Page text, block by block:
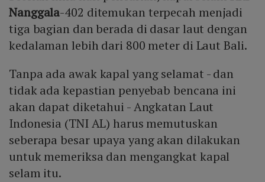
Nanggala-402 ditemukan terpecah menjadi
tiga bagian dan berada di dasar laut dengan
kedalaman lebih dari 800 meter di Laut Bali.
Tanpa ada awak kapal yang selamat - dan
tidak ada kepastian penyebab bencana ini
akan dapat diketahui - Angkatan Laut
Indonesia (TNI AL) harus memutuskan
seberapa besar upaya yang akan dilakukan
untuk memeriksa dan mengangkat kapal
selam itu.